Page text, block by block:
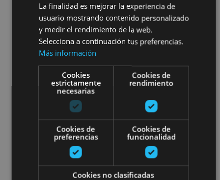
Visitas guiadas Segway
La finalidad es mejorar la experiencia de
usuario mostrando contenido personalizado
y medir el rendimiento de la web.
Selecciona a continuación tus preferencias.
Más información
Cookies
estrictamente
necesarias
Cookies de
rendimiento
Cookies de
preferencias
Cookies de
funcionalidad
Cookies no clasificadas